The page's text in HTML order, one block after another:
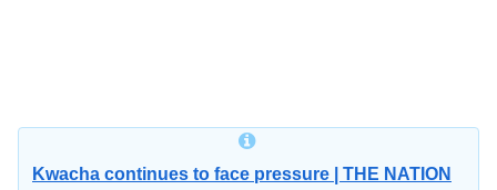
Kwacha continues to face pressure | THE NATION